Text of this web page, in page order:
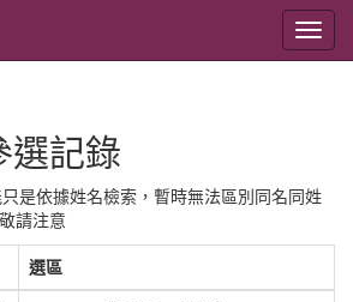
選記錄
是依據姓名檢索，暫時無法區別同名同姓
請注意
選區